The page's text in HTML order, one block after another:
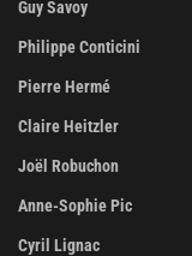
Guy Savoy
Philippe Conticini
Pierre Hermé
Claire Heitzler
Joël Robuchon
Anne-Sophie Pic
Cyril Lignac